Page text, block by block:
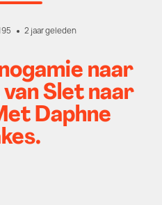
2 jaar geleden
naar
Slet naar
Daphne